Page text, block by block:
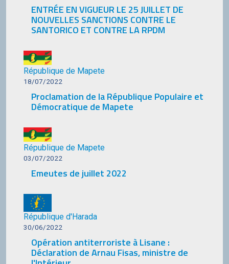
ENTRÉE EN VIGUEUR LE 25 JUILLET DE
NOUVELLES SANCTIONS CONTRE LE
SANTORICO ET CONTRE LA RPDM
République de Mapete
18/07/2022
Proclamation de la République Populaire et
Démocratique de Mapete
République de Mapete
03/07/2022
Emeutes de juillet 2022
République d'Harada
30/06/2022
Opération antiterroriste à Lisane :
Déclaration de Arnau Fisas, ministre de